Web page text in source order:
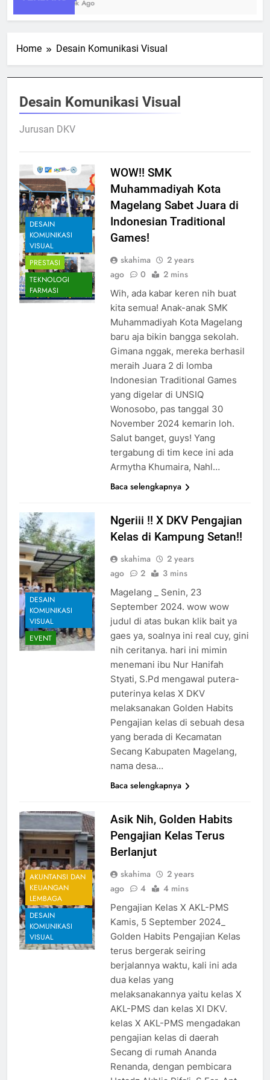
1 Week Ago
Home Desain Komunikasi Visual
Desain Komunikasi Visual
Jurusan DKV
DESAIN
KOMUNIKASI
VISUAL
PRESTASI
TEKNOLOGI
FARMASI
WOW!! SMK
Muhammadiyah Kota
Magelang Sabet Juara di
Indonesian Traditional
Games!
skahima
2 years
ago
0 2 mins
Wih, ada kabar keren nih buat
kita semua! Anak-anak SMK
Muhammadiyah Kota Magelang
baru aja bikin bangga sekolah.
Gimana nggak, mereka berhasil
meraih Juara 2 di lomba
Indonesian Traditional Games
yang digelar di UNSIQ
Wonosobo, pas tanggal 30
November 2024 kemarin loh.
Salut banget, guys! Yang
tergabung di tim kece ini ada
Armytha Khumaira, Nahl…
Baca selengkapnya
DESAIN
KOMUNIKASI
VISUAL
EVENT
Ngeriii !! X DKV Pengajian
Kelas di Kampung Setan!!
skahima
2 years
ago
2 3 mins
Magelang _ Senin, 23
September 2024. wow wow
judul di atas bukan klik bait ya
gaes ya, soalnya ini real cuy, gini
nih ceritanya. hari ini mimin
menemani ibu Nur Hanifah
Styati, S.Pd mengawal putera-
puterinya kelas X DKV
melaksanakan Golden Habits
Pengajian kelas di sebuah desa
yang berada di Kecamatan
Secang Kabupaten Magelang,
nama desa…
Baca selengkapnya
AKUNTANSI DAN
KEUANGAN
LEMBAGA
DESAIN
KOMUNIKASI
VISUAL
Asik Nih, Golden Habits
Pengajian Kelas Terus
Berlanjut
skahima
2 years
ago
4 4 mins
Pengajian Kelas X AKL-PMS
Kamis, 5 September 2024_
Golden Habits Pengajian Kelas
terus bergerak seiring
berjalannya waktu, kali ini ada
dua kelas yang
melaksanakannya yaitu kelas X
AKL-PMS dan kelas XI DKV.
kelas X AKL-PMS mengadakan
pengajian kelas di daerah
Secang di rumah Ananda
Renanda, dengan pembicara